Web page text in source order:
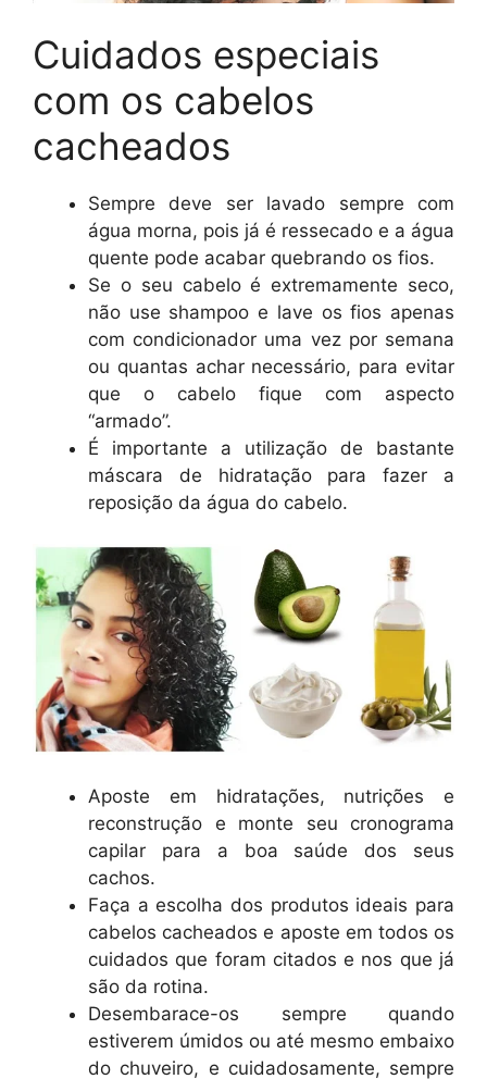
Cuidados especiais
com os cabelos
cacheados
Sempre deve ser lavado sempre com
água morna, pois já é ressecado e a água
quente pode acabar quebrando os fios.
Se o seu cabelo é extremamente seco,
não use shampoo e lave os fios apenas
com condicionador uma vez por semana
ou quantas achar necessário, para evitar
que o cabelo fique com aspecto
“armado”.
É importante a utilização de bastante
máscara de hidratação para fazer a
reposição da água do cabelo.
Aposte em hidratações, nutrições e
reconstrução e monte seu cronograma
capilar para a boa saúde dos seus
cachos.
Faça a escolha dos produtos ideais para
cabelos cacheados e aposte em todos os
cuidados que foram citados e nos que já
são da rotina.
Desembarace-os sempre quando
estiverem úmidos ou até mesmo embaixo
do chuveiro, e cuidadosamente, sempre